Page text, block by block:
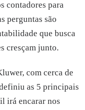
contadores para
perguntas são
que busca
cresçam junto.
com cerca de
as 5 principais
irá encarar nos